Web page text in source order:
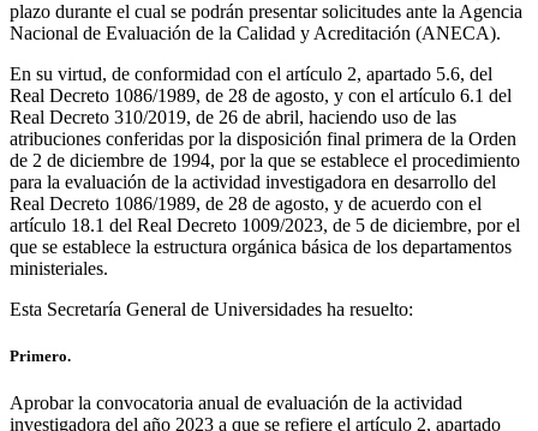
plazo durante el cual se podrán presentar solicitudes ante la Agencia
Nacional de Evaluación de la Calidad y Acreditación (ANECA).
En su virtud, de conformidad con el artículo 2, apartado 5.6, del
Real Decreto 1086/1989, de 28 de agosto, y con el artículo 6.1 del
Real Decreto 310/2019, de 26 de abril, haciendo uso de las
atribuciones conferidas por la disposición final primera de la Orden
de 2 de diciembre de 1994, por la que se establece el procedimiento
para la evaluación de la actividad investigadora en desarrollo del
Real Decreto 1086/1989, de 28 de agosto, y de acuerdo con el
artículo 18.1 del Real Decreto 1009/2023, de 5 de diciembre, por el
que se establece la estructura orgánica básica de los departamentos
ministeriales.
Esta Secretaría General de Universidades ha resuelto:
Primero.
Aprobar la convocatoria anual de evaluación de la actividad
investigadora del año 2023 a que se refiere el artículo 2, apartado